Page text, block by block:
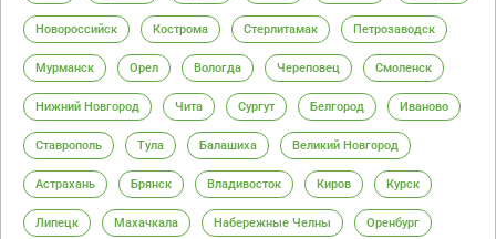
Новороссийск Кострома Стерлитамак Петрозаводск
Мурманск Орел Вологда Череповец Смоленск
Нижний Новгород Чита Сургут Белгород Иваново
Ставрополь Тула Балашиха Великий Новгород
Астрахань Брянск Владивосток Киров Курск
Липецк Махачкала Набережные Челны Оренбург